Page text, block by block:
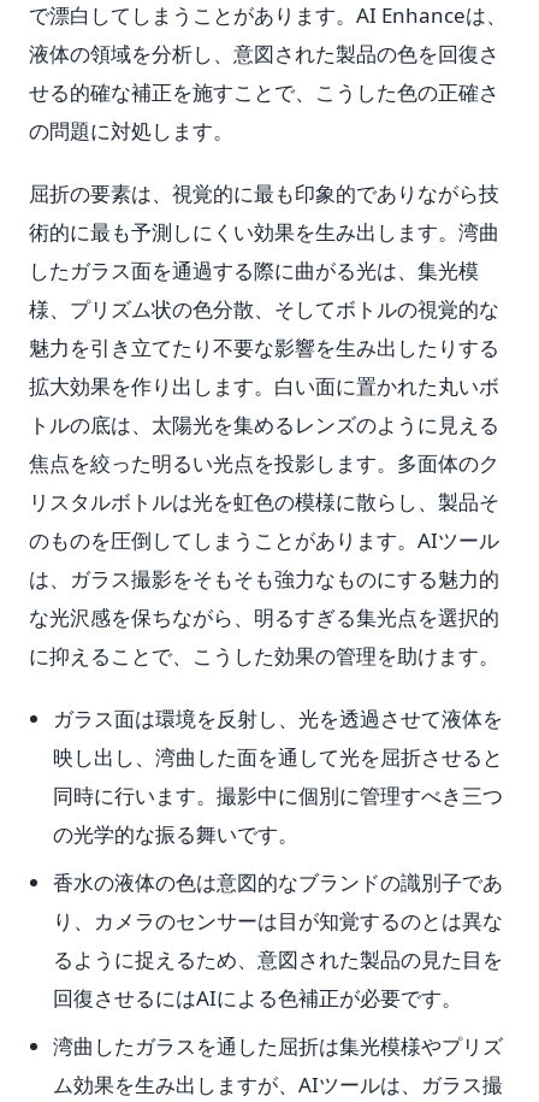
で漂白してしまうことがあります。AI Enhanceは、
液体の領域を分析し、意図された製品の色を回復さ
せる的確な補正を施すことで、こうした色の正確さ
の問題に対処します。
屈折の要素は、視覚的に最も印象的でありながら技
術的に最も予測しにくい効果を生み出します。湾曲
したガラス面を通過する際に曲がる光は、集光模
様、プリズム状の色分散、そしてボトルの視覚的な
魅力を引き立てたり不要な影響を生み出したりする
拡大効果を作り出します。白い面に置かれた丸いボ
トルの底は、太陽光を集めるレンズのように見える
焦点を絞った明るい光点を投影します。多面体のク
リスタルボトルは光を虹色の模様に散らし、製品そ
のものを圧倒してしまうことがあります。AIツール
は、ガラス撮影をそもそも強力なものにする魅力的
な光沢感を保ちながら、明るすぎる集光点を選択的
に抑えることで、こうした効果の管理を助けます。
ガラス面は環境を反射し、光を透過させて液体を
映し出し、湾曲した面を通して光を屈折させると
同時に行います。撮影中に個別に管理すべき三つ
の光学的な振る舞いです。
香水の液体の色は意図的なブランドの識別子であ
り、カメラのセンサーは目が知覚するのとは異な
るように捉えるため、意図された製品の見た目を
回復させるにはAIによる色補正が必要です。
湾曲したガラスを通した屈折は集光模様やプリズ
ム効果を生み出しますが、AIツールは、ガラス撮